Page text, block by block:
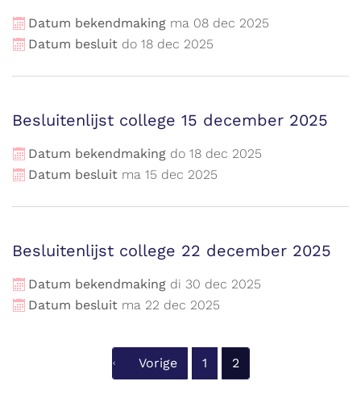
Datum bekendmaking ma 08 dec 2025
Datum besluit do 18 dec 2025
Besluitenlijst college 15 december 2025
Datum bekendmaking do 18 dec 2025
Datum besluit ma 15 dec 2025
Besluitenlijst college 22 december 2025
Datum bekendmaking di 30 dec 2025
Datum besluit ma 22 dec 2025
Vorige 1 2